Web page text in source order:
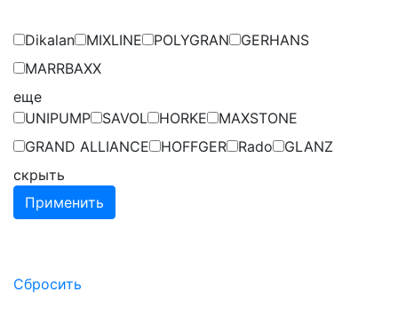
Dikalan MIXLINE POLYGRAN
GERHANS
MARRBAXX
eще
UNIPUMP
SAVOL HORKE
MAXSTONE
GRAND ALLIANCE
HOFFGER Rado
GLANZ
скрыть
Применить
Сбросить